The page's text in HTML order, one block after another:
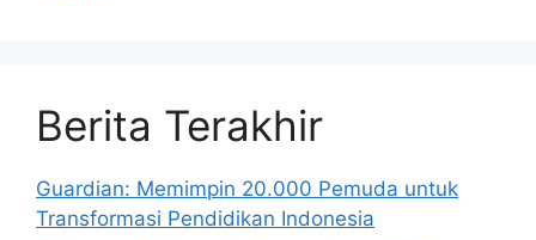
Berita Terakhir
Guardian: Memimpin 20.000 Pemuda untuk
Transformasi Pendidikan Indonesia